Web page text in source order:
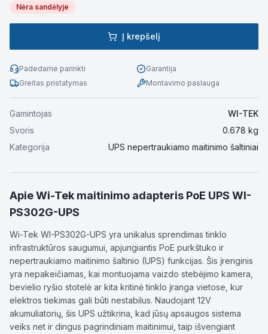
Nėra sandėlyje
Į krepšelį
Padedame parinkti
Garantija
Greitas pristatymas
Montavimo paslauga
Gamintojas
WI-TEK
Svoris
0.678 kg
Kategorija
UPS nepertraukiamo maitinimo šaltiniai
ApieWi-Tek maitinimo adapteris PoE UPS WI-
PS302G-UPS
Wi-Tek WI-PS302G-UPS yra unikalus sprendimas tinklo
infrastruktūros saugumui, apjungiantis PoE purkštuko ir
nepertraukiamo maitinimo šaltinio (UPS) funkcijas. Šis įrenginis
yra nepakeičiamas, kai montuojama vaizdo stebėjimo kamera,
bevielio ryšio stotelė ar kita kritinė tinklo įranga vietose, kur
elektros tiekimas gali būti nestabilus. Naudojant 12V
akumuliatorių, šis UPS užtikrina, kad jūsų apsaugos sistema
veiks net ir dingus pagrindiniam maitinimui, taip išvengiant